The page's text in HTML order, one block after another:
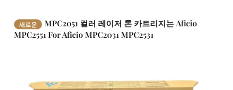
새로운
MPC2051 컬러 레이저 톤 카트리지는 Aficio
MPC2551 For Aficio MPC2031 MPC2531